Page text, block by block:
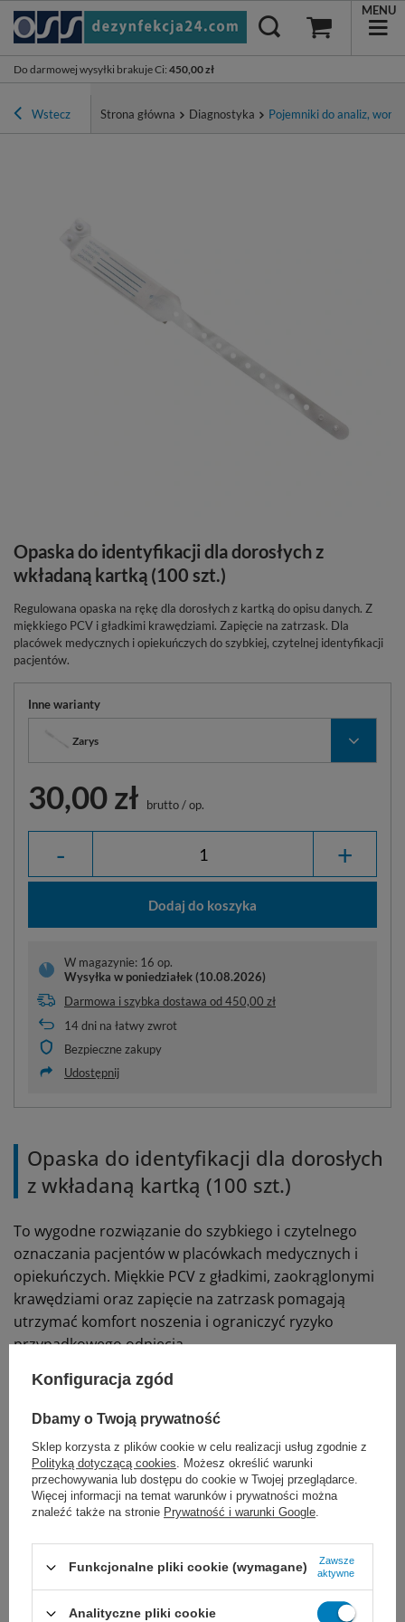
Do darmowej wysyłki brakuje Ci: 450,00 zł
MENU
Wstecz Strona główna Diagnostyka Pojemniki do analiz, worki
Opaska do identyfikacji dla dorosłych z
wkładaną kartką (100 szt.)
Regulowana opaska na rękę dla dorosłych z kartką do opisu danych. Z
miękkiego PCV i gładkimi krawędziami. Zapięcie na zatrzask. Dla
placówek medycznych i opiekuńczych do szybkiej, czytelnej identyfikacji
pacjentów.
Inne warianty
Zarys
30,00 zł brutto/op.
- +
Dodaj do koszyka
W magazynie: 16 op.
Wysyłka w poniedziałek (10.08.2026)
Darmowa i szybka dostawa od450,00 zł
14dni na łatwy zwrot
Bezpieczne zakupy
Udostępnij
Opaska do identyfikacji dla dorosłych
z wkładaną kartką (100 szt.)
To wygodne rozwiązanie do szybkiego i czytelnego
oznaczania pacjentów w placówkach medycznych i
opiekuńczych. Miękkie PCV z gładkimi, zaokrąglonymi
krawędziami oraz zapięcie na zatrzask pomagają
utrzymać komfort noszenia i ograniczyć ryzyko
przypadkowego odpięcia.
Szybka identyfikacja pacjenta ułatwia organizację
pracy i ogranicza ryzyko pomyłek.
Wkładana kartka z polami do wpisu danych
Komfortowe w noszeniu, miękkie tworzywo PCV i
gładkie krawędzie.
otwarciem.
Odporność na typowe warunki oddziałowe
(wilgoć, mydło, środki do dezynfekcji rąk)
Konfiguracja zgód
Dbamy o Twoją prywatność
Sklep korzysta z plików cookie w celu realizacji usług zgodnie z
Polityką dotyczącą cookies. Możesz określić warunki
przechowywania lub dostępu do cookie w Twojej przeglądarce.
Więcej informacji na temat warunków i prywatności można
znaleźć także na stronie Prywatność i warunki Google.
Funkcjonalne pliki cookie (wymagane)
Zawsze
aktywne
Analityczne pliki cookie